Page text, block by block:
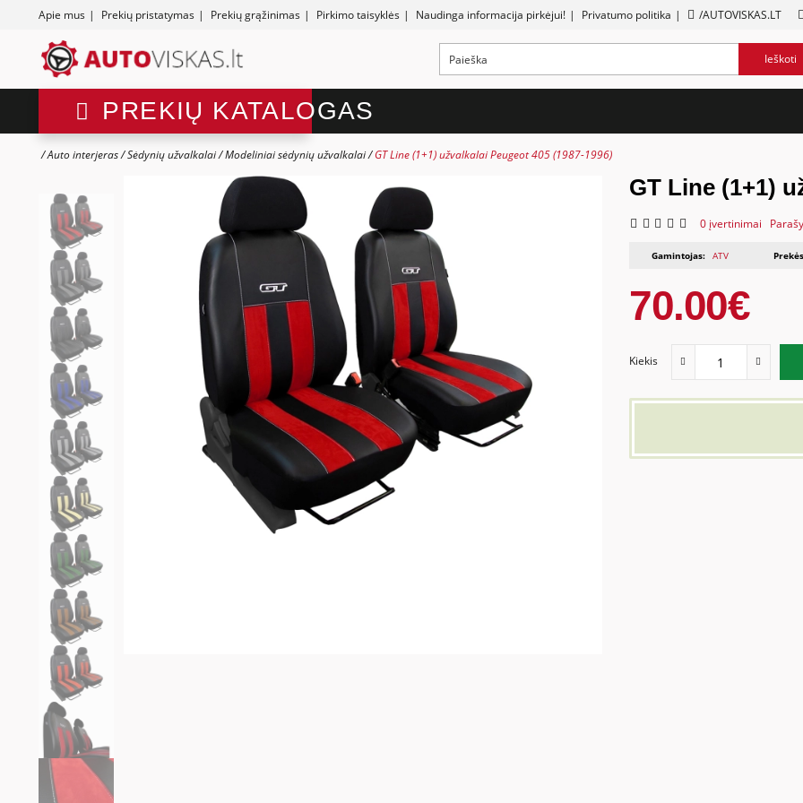
Apie mus | Prekių pristatymas | Prekių grąžinimas | Pirkimo taisyklės | Naudinga informacija pirkėjui! | Privatumo politika | /AUTOVISKAS.LT
Ieškoti
PREKIŲ KATALOGAS
Auto interjeras Sėdynių užvalkalai Modeliniai sėdynių užvalkalai GT Line (1+1) užvalkalai Peugeot 405 (1987-1996)
GT Line (1+1)
0 įvertinimai
Gamintojas: ATV
70.00€
Kiekis